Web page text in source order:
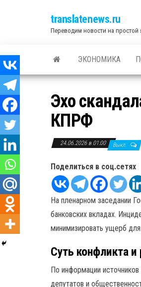
translatenews.ru
Переводим новости на простой
ЭКОНОМИКА
Эхо
КПРФ
24.06.2026 в 01:00 Выкл.
Поделиться в соц.сетях
На пленарном заседании
банковских вкладах.
минимизировать ущерб
Суть конфликта и
По информации
депутатов и